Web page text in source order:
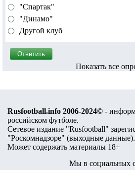
"Спартак"
"Динамо"
Другой клуб
Показать все
Rusfootball.info 2006-2024© -
российском футболе.
Сетевое издание "Rusfootball"
"Роскомнадзоре" (выходные данные).
Может содержать материалы 18+
Мы в социальных